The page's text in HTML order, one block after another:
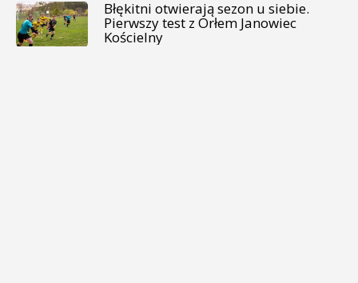
Błękitni otwierają sezon u siebie.
Pierwszy test z Orłem Janowiec
Kościelny